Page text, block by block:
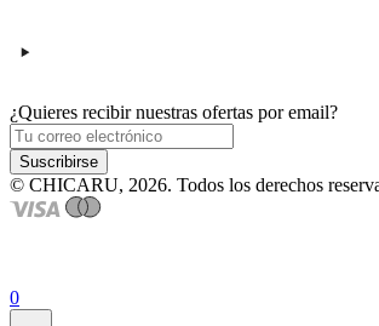
¿Quieres recibir nuestras ofertas por email?
Suscribirse
© CHICARU, 2026. Todos los derechos
0